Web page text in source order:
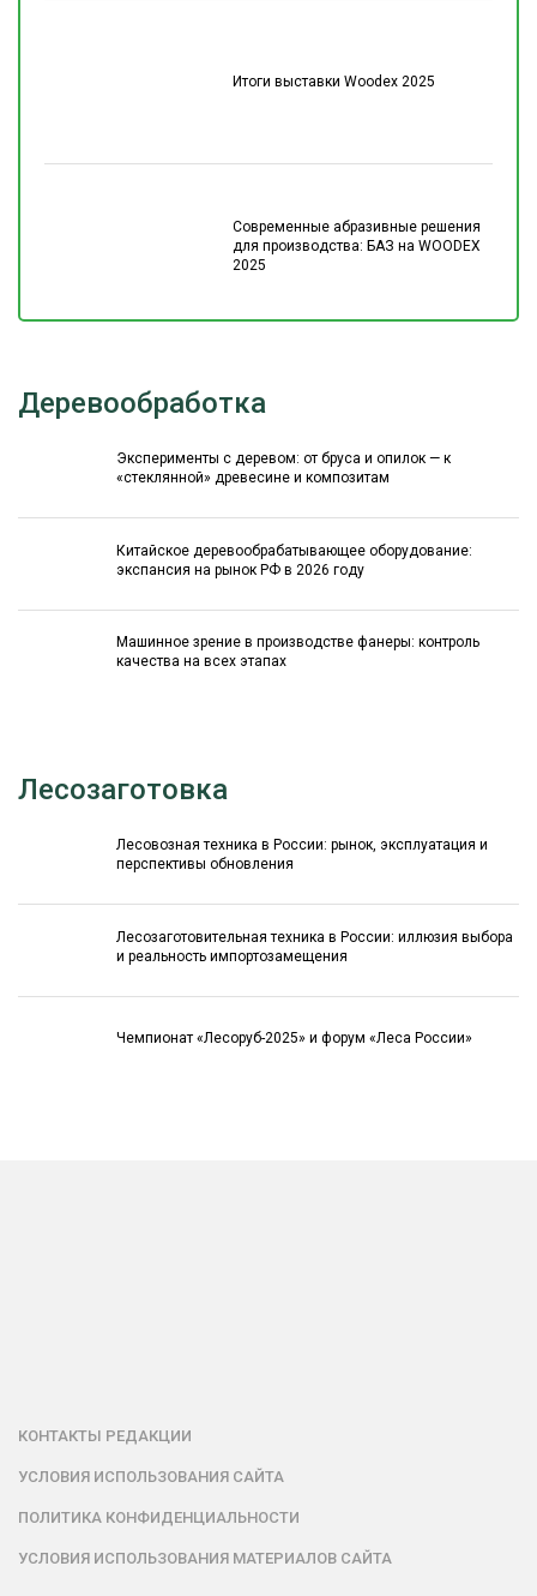
Итоги выставки Woodex 2025
Современные абразивные решения
для производства: БАЗ на WOODEX
2025
Деревообработка
Эксперименты с деревом: от бруса и опилок — к
«стеклянной» древесине и композитам
Китайское деревообрабатывающее оборудование:
экспансия на рынок РФ в 2026 году
Машинное зрение в производстве фанеры: контроль
качества на всех этапах
Лесозаготовка
Лесовозная техника в России: рынок, эксплуатация и
перспективы обновления
Лесозаготовительная техника в России: иллюзия выбора
и реальность импортозамещения
Чемпионат «Лесоруб-2025» и форум «Леса России»
КОНТАКТЫ РЕДАКЦИИ
УСЛОВИЯ ИСПОЛЬЗОВАНИЯ САЙТА
ПОЛИТИКА КОНФИДЕНЦИАЛЬНОСТИ
УСЛОВИЯ ИСПОЛЬЗОВАНИЯ МАТЕРИАЛОВ САЙТА